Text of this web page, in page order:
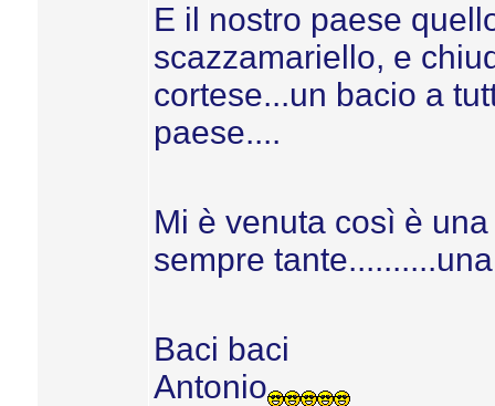
E il nostro paese
scazzamariello, e
cortese...un bacio a
paese....
Mi è venuta così è
sempre
Baci baci
Antonio